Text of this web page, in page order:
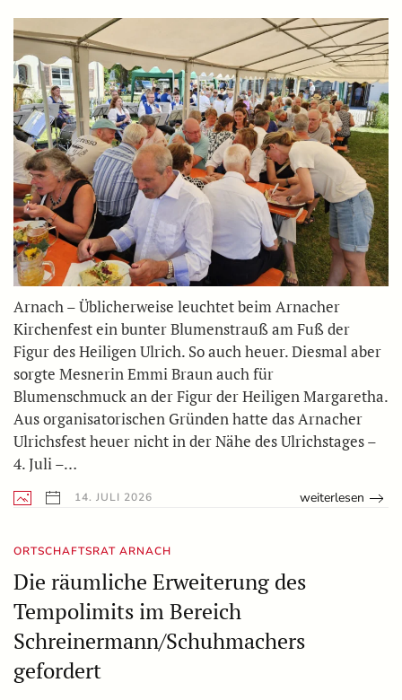
Arnach – Üblicherweise leuchtet beim Arnacher
Kirchenfest ein bunter Blumenstrauß am Fuß der
Figur des Heiligen Ulrich. So auch heuer. Diesmal aber
sorgte Mesnerin Emmi Braun auch für
Blumenschmuck an der Figur der Heiligen Margaretha.
Aus organisatorischen Gründen hatte das Arnacher
Ulrichsfest heuer nicht in der Nähe des Ulrichstages –
4. Juli –…
14. JULI 2026 weiterlesen
ORTSCHAFTSRAT ARNACH
Die räumliche Erweiterung des
Tempolimits im Bereich
Schreinermann/Schuhmachers
gefordert